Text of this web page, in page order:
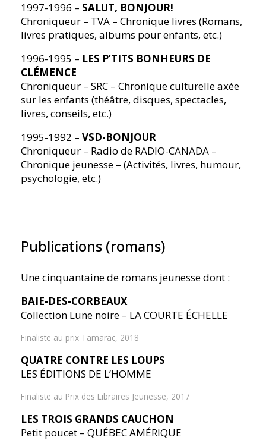
1997-1996 – SALUT, BONJOUR!
Chroniqueur – TVA – Chronique livres (Romans,
livres pratiques, albums pour enfants, etc.)
1996-1995 – LES P’TITS BONHEURS DE
CLÉMENCE
Chroniqueur – SRC – Chronique culturelle axée
sur les enfants (théâtre, disques, spectacles,
livres, conseils, etc.)
1995-1992 – VSD-BONJOUR
Chroniqueur – Radio de RADIO-CANADA –
Chronique jeunesse – (Activités, livres, humour,
psychologie, etc.)
Publications (romans)
Une cinquantaine de romans jeunesse dont :
BAIE-DES-CORBEAUX
Collection Lune noire – LA COURTE ÉCHELLE
Finaliste au prix Tamarac, 2018
QUATRE CONTRE LES LOUPS
LES ÉDITIONS DE L’HOMME
Finaliste au Prix des Libraires Jeunesse, 2017
LES TROIS GRANDS CAUCHON
Petit poucet – QUÉBEC AMÉRIQUE